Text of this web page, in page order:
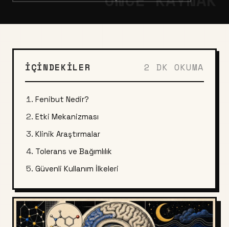
İÇINDEKILER 2 DK OKUMA
Fenibut Nedir?
Etki Mekanizması
Klinik Araştırmalar
Tolerans ve Bağımlılık
Güvenli Kullanım İlkeleri